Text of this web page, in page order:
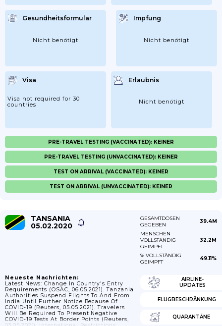
Gesundheitsformular
Nicht benötigt
Impfung
Nicht benötigt
Visa
Visa not required for 30
countries
Erlaubnis
Nicht benötigt
PRE-TRAVEL TESTING (VACCINATED): KEINER
PRE-TRAVEL TESTING (UNVACCINATED): KEINER
TEST ON ARRIVAL (VACCINATED): KEINER
TEST ON ARRIVAL (UNVACCINATED): KEINER
TANSANIA
05.02.2020
GESAMTDOSEN
GEGEBEN
39.4M
MENSCHEN
VOLLSTÄNDIG
GEIMPFT
32.2M
% VOLLSTÄNDIG
GEIMPFT
49.11%
Neueste Nachrichten:
Latest News: Change In Country's Entry
Requirements (OSAC, 06.05.2021). Tanzania
Authorities Suspend Flights To And From
India Until Further Notice Because Of
COVID-19 (Reuters, 05.05.2021). Travelers
Will Be Required To Present Negative
COVID-19 Tests At Border Points (Reuters,
AIRLINE-
UPDATES
FLUGBESCHRÄNKUNG
QUARANTÄNE